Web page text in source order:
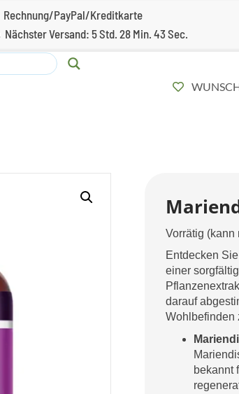
Rechnung/PayPal/Kreditkarte
Nächster Versand: 5 Std. 28 Min. 42 Sec.
Vorrätig (kann
Entdecken
einer
darauf
Wohlbefinden
bekannt